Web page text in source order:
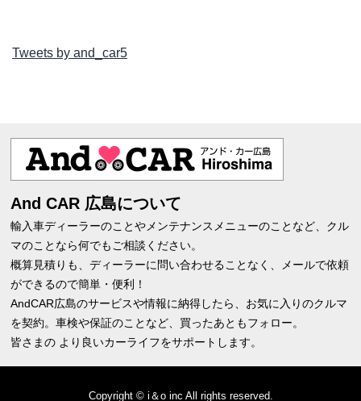
Tweets by and_car5
And CAR 広島について
輸入車ディーラーのことやメンテナンスメニューのことなど、クル
マのことなら何でもご相談ください。
概算見積りも、ディーラーに問い合わせることなく、メールで依頼
ができるので簡単・便利！
AndCAR広島のサービスや情報に納得したら、お気に入りのクルマ
を契約。車検や保証のことなど、買ったあともフォロー。
皆さまの より良いカーライフをサポートします。
Copyright © i＆o inc All rights reserved.